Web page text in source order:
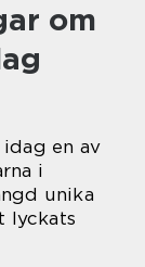
om
en av
i
unika
lyckats